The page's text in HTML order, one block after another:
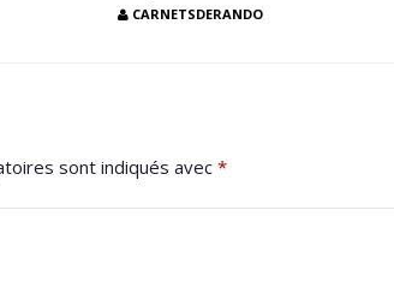
CARNETSDERANDO
sont indiqués avec*